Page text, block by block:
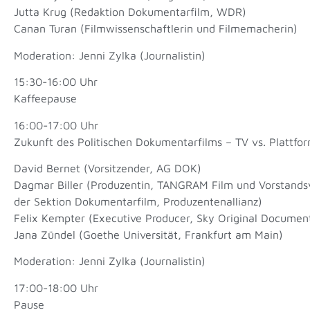
Jutta Krug (Redaktion Dokumentarfilm, WDR)
Canan Turan (Filmwissenschaftlerin und Filmemacherin)
Moderation: Jenni Zylka (Journalistin)
15:30-16:00 Uhr
Kaffeepause
16:00-17:00 Uhr
Zukunft des Politischen Dokumentarfilms – TV vs.
David Bernet (Vorsitzender, AG DOK)
Dagmar Biller (Produzentin, TANGRAM Film und
der Sektion Dokumentarfilm, Produzentenallianz)
Felix Kempter (Executive Producer, Sky Original
Jana Zündel (Goethe Universität, Frankfurt am Main)
Moderation: Jenni Zylka (Journalistin)
17:00-18:00 Uhr
Pause